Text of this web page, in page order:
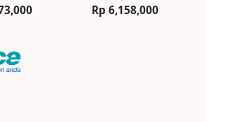
Rp 6,158,000